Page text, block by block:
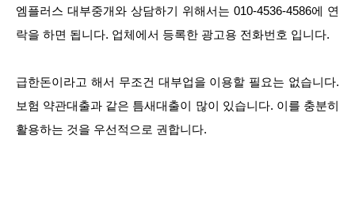
엠플러스 대부중개와 상담하기 위해서는 010-4536-4586에 연
락을 하면 됩니다. 업체에서 등록한 광고용 전화번호 입니다.
급한돈이라고 해서 무조건 대부업을 이용할 필요는 없습니다.
보험 약관대출과 같은 틈새대출이 많이 있습니다. 이를 충분히
활용하는 것을 우선적으로 권합니다.